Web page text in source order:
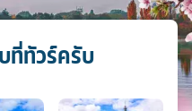
ที่ทัวร์ครับ